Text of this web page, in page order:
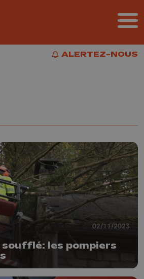
ALERTEZ-NOUS
ALERTEZ-NOUS
02/11/2023
soufflé: les pompiers